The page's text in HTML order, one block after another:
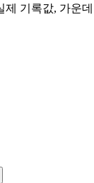
제 기록값, 가운